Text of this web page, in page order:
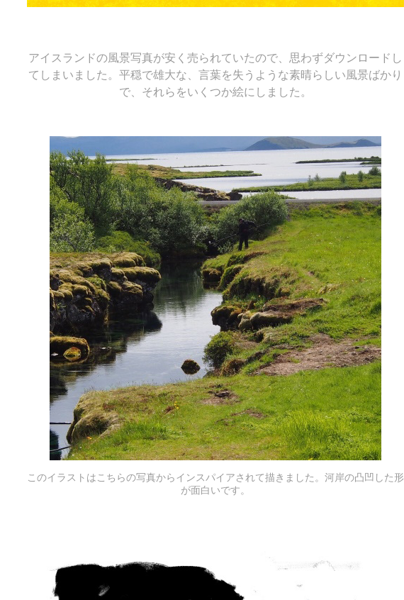
アイスランドの風景写真が安く売られていたので、思わずダウンロードし
てしまいました。平穏で雄大な、言葉を失うような素晴らしい風景ばかり
で、それらをいくつか絵にしました。
このイラストはこちらの写真からインスパイアされて描きました。河岸の凸凹した形
が面白いです。